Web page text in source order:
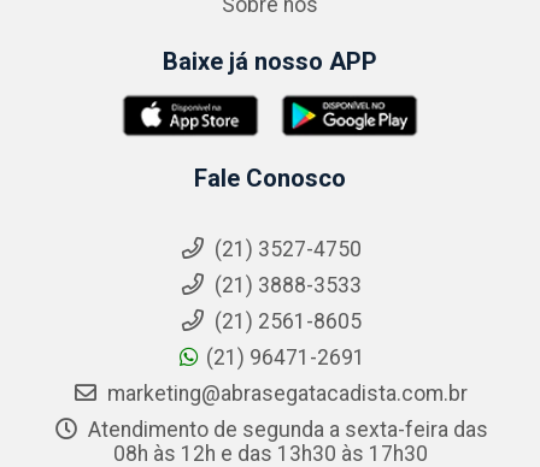
Sobre nós
Baixe já nosso APP
Fale Conosco
(21) 3527-4750
(21) 3888-3533
(21) 2561-8605
(21) 96471-2691
marketing@abrasegatacadista.com.br
Atendimento de segunda a sexta-feira das
08h às 12h e das 13h30 às 17h30